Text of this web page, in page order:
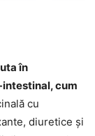
în
cum
cu
diuretice și